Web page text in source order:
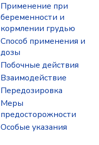
Применение при
беременности и
кормлении грудью
Способ применения и
дозы
Побочные действия
Взаимодействие
Передозировка
Меры
предосторожности
Особые указания